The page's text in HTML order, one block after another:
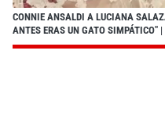
CONNIE ANSALDI A LUCIANA
ANTES ERAS UN GATO SIMPÁTICO" |